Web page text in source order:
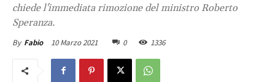
chiede l'immediata rimozione del ministro Roberto
Speranza.
By Fabio 10 Marzo 2021 0 1336